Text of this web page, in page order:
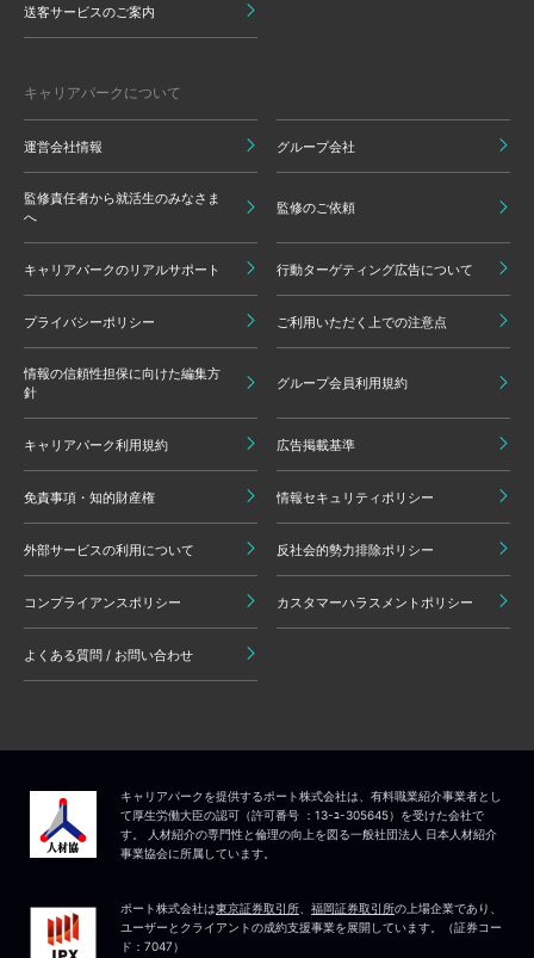
送客サービスのご案内
キャリアパークについて
運営会社情報 グループ会社
監修責任者から就活生のみなさま
へ
監修のご依頼
キャリアパークのリアルサポート 行動ターゲティング広告について
プライバシーポリシー ご利用いただく上での注意点
情報の信頼性担保に向けた編集方
針
グループ会員利用規約
キャリアパーク利用規約 広告掲載基準
免責事項・知的財産権 情報セキュリティポリシー
外部サービスの利用について 反社会的勢力排除ポリシー
コンプライアンスポリシー カスタマーハラスメントポリシー
よくある質問 / お問い合わせ